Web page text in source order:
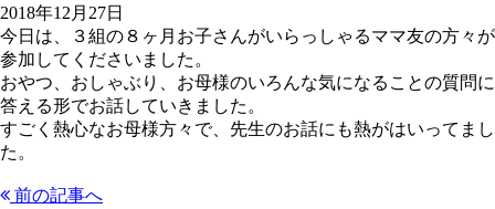
2018年12月27日
今日は、３組の８ヶ月お子さんがいらっしゃるママ友の方々が
参加してくださいました。
おやつ、おしゃぶり、お母様のいろんな気になることの質問に
答える形でお話していきました。
すごく熱心なお母様方々で、先生のお話にも熱がはいってまし
た。
前の記事へ